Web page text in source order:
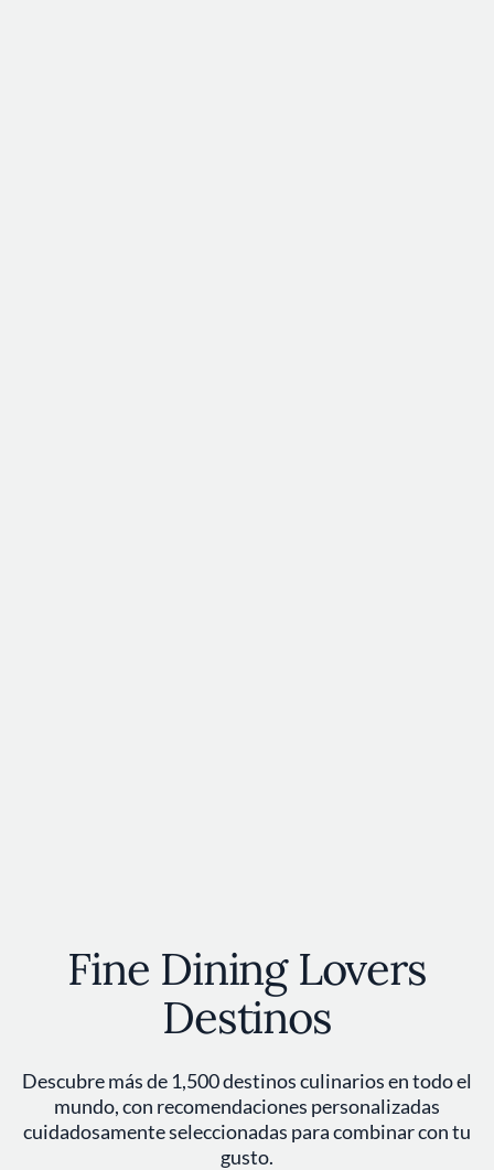
Fine Dining Lovers
Destinos
Descubre más de 1,500 destinos culinarios en todo el
mundo, con recomendaciones personalizadas
cuidadosamente seleccionadas para combinar con tu
gusto.